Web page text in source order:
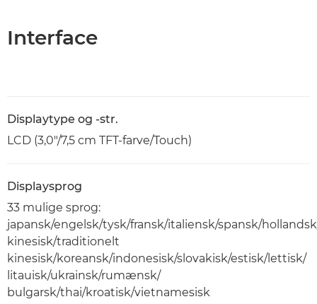
Interface
Displaytype og -str.
LCD (3,0"/7,5 cm TFT-farve/Touch)
Displaysprog
33 mulige sprog:
japansk/engelsk/tysk/fransk/italiensk/spansk/
kinesisk/traditionelt
kinesisk/koreansk/indonesisk/slovakisk/estisk/lettisk/
litauisk/ukrainsk/rumænsk/
bulgarsk/thai/kroatisk/vietnamesisk